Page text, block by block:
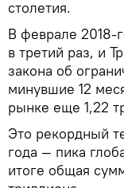
столетия.
В феврале 2018-
в третий раз, и
закона об
минувшие 12
рынке еще 1,22
Это рекордный
года — пика
итоге общая